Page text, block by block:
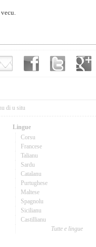
di u situ
Lingue
Corsu
Francese
Talianu
Sardu
Catalanu
Purtughese
Maltese
Spagnolu
Sicilianu
Castillianu
Tutte e lingue